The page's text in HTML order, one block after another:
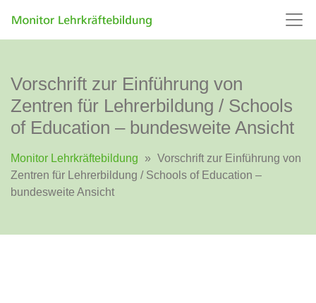
Vorschrift zur Einführung von
Zentren für Lehrerbildung / Schools
of Education – bundesweite Ansicht
Monitor Lehrkräftebildung » Vorschrift zur Einführung von
Zentren für Lehrerbildung / Schools of Education –
bundesweite Ansicht